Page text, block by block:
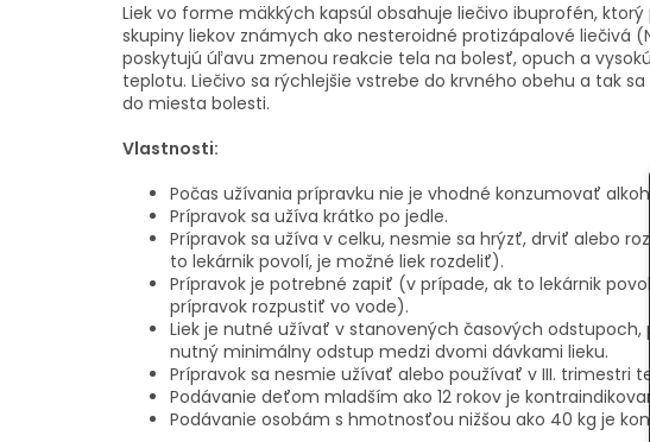
Liek vo forme mäkkých kapsúl obsahuje liečivo ibuprofén,
skupiny liekov známych ako nesteroidné protizápalové liečivá
poskytujú úľavu zmenou reakcie tela na bolesť, opuch a
teplotu. Liečivo sa rýchlejšie vstrebe do krvného obehu a tak
do miesta bolesti.
Vlastnosti:
Počas užívania prípravku nie je vhodné konzumovať
Prípravok sa užíva krátko po jedle.
Prípravok sa užíva v celku, nesmie sa hrýzť, drviť alebo
to lekárnik povolí, je možné liek rozdeliť).
Prípravok je potrebné zapiť (v prípade, ak to lekárnik
prípravok rozpustiť vo vode).
Liek je nutné užívať v stanovených časových odstupoch,
nutný minimálny odstup medzi dvomi dávkami lieku.
Prípravok sa nesmie užívať alebo používať v III. trimestri
Podávanie deťom mladším ako 12 rokov je
Podávanie osobám s hmotnosťou nižšou ako 40 kg je